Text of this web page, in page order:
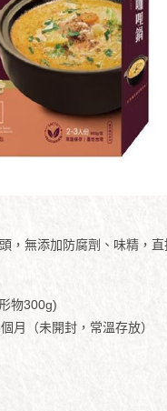
，無添加防腐劑、味精，
物300g)
月（未開封，常溫存放）